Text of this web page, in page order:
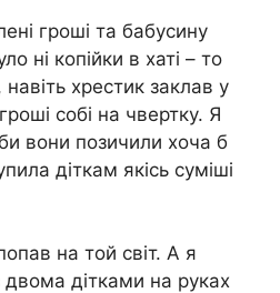
гроші та бабусину
ні копійки в хаті – то
хрестик заклав у
собі на чвертку. Я
вони позичили хоча б
діткам якісь суміші
на той світ. А я
дітками на руках